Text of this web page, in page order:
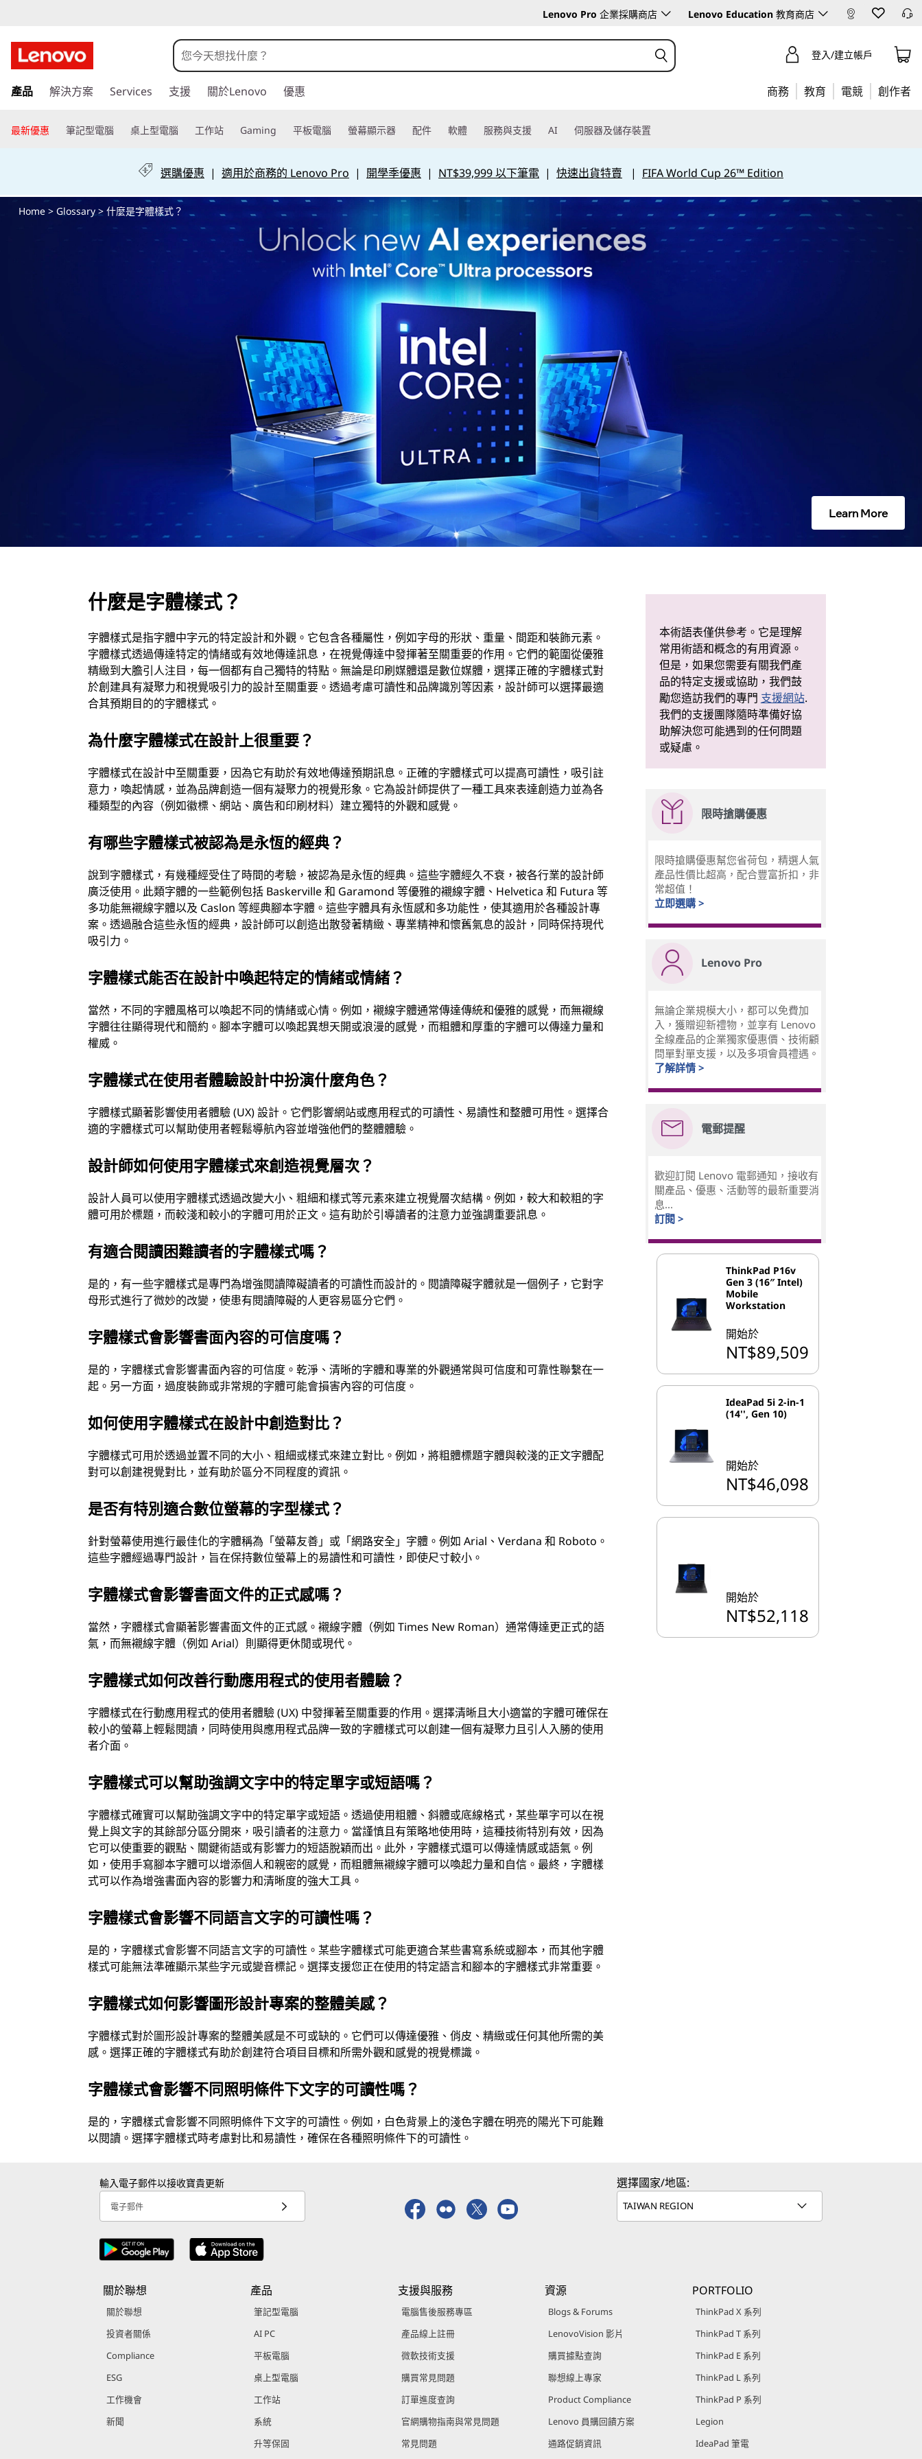
麼
是
體
式
Lenovo Pro 企業採購商店 Lenovo Education 教育商店
至
要
登入/建立帳戶
產品 解決方案 Services 支援 關於Lenovo 優惠 商務 教育 電競 創作者
最新優惠 筆記型電腦 桌上型電腦 工作站 Gaming 平板電腦 螢幕顯示器 配件 軟體 服務與支援 AI 伺服器及儲存裝置
選購優惠 | 適用於商務的 Lenovo Pro | 開學季優惠 | NT$39,999 以下筆電 | 快速出貨特賣 | FIFA World Cup 26™ Edition
Home> Glossary> 什麼是字體樣式？
Learn More
什麼是字體樣式？
字體樣式是指字體中字元的特定設計和外觀。它包含各種屬性，例如字母的形狀、重量、間距和裝飾元素。
字體樣式透過傳達特定的情緒或有效地傳達訊息，在視覺傳達中發揮著至關重要的作用。它們的範圍從優雅
精緻到大膽引人注目，每一個都有自己獨特的特點。無論是印刷媒體還是數位媒體，選擇正確的字體樣式對
於創建具有凝聚力和視覺吸引力的設計至關重要。透過考慮可讀性和品牌識別等因素，設計師可以選擇最適
合其預期目的的字體樣式。
為什麼字體樣式在設計上很重要？
字體樣式在設計中至關重要，因為它有助於有效地傳達預期訊息。正確的字體樣式可以提高可讀性，吸引註
意力，喚起情感，並為品牌創造一個有凝聚力的視覺形象。它為設計師提供了一種工具來表達創造力並為各
種類型的內容（例如徽標、網站、廣告和印刷材料）建立獨特的外觀和感覺。
有哪些字體樣式被認為是永恆的經典？
說到字體樣式，有幾種經受住了時間的考驗，被認為是永恆的經典。這些字體經久不衰，被各行業的設計師
廣泛使用。此類字體的一些範例包括 Baskerville 和 Garamond 等優雅的襯線字體、Helvetica 和 Futura 等
多功能無襯線字體以及 Caslon 等經典腳本字體。這些字體具有永恆感和多功能性，使其適用於各種設計專
案。透過融合這些永恆的經典，設計師可以創造出散發著精緻、專業精神和懷舊氣息的設計，同時保持現代
吸引力。
字體樣式能否在設計中喚起特定的情緒或情緒？
當然，不同的字體風格可以喚起不同的情緒或心情。例如，襯線字體通常傳達傳統和優雅的感覺，而無襯線
字體往往顯得現代和簡約。腳本字體可以喚起異想天開或浪漫的感覺，而粗體和厚重的字體可以傳達力量和
權威。
字體樣式在使用者體驗設計中扮演什麼角色？
字體樣式顯著影響使用者體驗 (UX) 設計。它們影響網站或應用程式的可讀性、易讀性和整體可用性。選擇合
適的字體樣式可以幫助使用者輕鬆導航內容並增強他們的整體體驗。
設計師如何使用字體樣式來創造視覺層次？
設計人員可以使用字體樣式透過改變大小、粗細和樣式等元素來建立視覺層次結構。例如，較大和較粗的字
體可用於標題，而較淺和較小的字體可用於正文。這有助於引導讀者的注意力並強調重要訊息。
有適合閱讀困難讀者的字體樣式嗎？
是的，有一些字體樣式是專門為增強閱讀障礙讀者的可讀性而設計的。閱讀障礙字體就是一個例子，它對字
母形式進行了微妙的改變，使患有閱讀障礙的人更容易區分它們。
字體樣式會影響書面內容的可信度嗎？
是的，字體樣式會影響書面內容的可信度。乾淨、清晰的字體和專業的外觀通常與可信度和可靠性聯繫在一
起。另一方面，過度裝飾或非常規的字體可能會損害內容的可信度。
如何使用字體樣式在設計中創造對比？
字體樣式可用於透過並置不同的大小、粗細或樣式來建立對比。例如，將粗體標題字體與較淺的正文字體配
對可以創建視覺對比，並有助於區分不同程度的資訊。
是否有特別適合數位螢幕的字型樣式？
針對螢幕使用進行最佳化的字體稱為「螢幕友善」或「網路安全」字體。例如 Arial、Verdana 和 Roboto。
這些字體經過專門設計，旨在保持數位螢幕上的易讀性和可讀性，即使尺寸較小。
字體樣式會影響書面文件的正式感嗎？
當然，字體樣式會顯著影響書面文件的正式感。襯線字體（例如 Times New Roman）通常傳達更正式的語
氣，而無襯線字體（例如 Arial）則顯得更休閒或現代。
字體樣式如何改善行動應用程式的使用者體驗？
字體樣式在行動應用程式的使用者體驗 (UX) 中發揮著至關重要的作用。選擇清晰且大小適當的字體可確保在
較小的螢幕上輕鬆閱讀，同時使用與應用程式品牌一致的字體樣式可以創建一個有凝聚力且引人入勝的使用
者介面。
字體樣式可以幫助強調文字中的特定單字或短語嗎？
字體樣式確實可以幫助強調文字中的特定單字或短語。透過使用粗體、斜體或底線格式，某些單字可以在視
覺上與文字的其餘部分區分開來，吸引讀者的注意力。當謹慎且有策略地使用時，這種技術特別有效，因為
它可以使重要的觀點、關鍵術語或有影響力的短語脫穎而出。此外，字體樣式還可以傳達情感或語氣。例
如，使用手寫腳本字體可以增添個人和親密的感覺，而粗體無襯線字體可以喚起力量和自信。最終，字體樣
式可以作為增強書面內容的影響力和清晰度的強大工具。
字體樣式會影響不同語言文字的可讀性嗎？
是的，字體樣式會影響不同語言文字的可讀性。某些字體樣式可能更適合某些書寫系統或腳本，而其他字體
樣式可能無法準確顯示某些字元或變音標記。選擇支援您正在使用的特定語言和腳本的字體樣式非常重要。
字體樣式如何影響圖形設計專案的整體美感？
字體樣式對於圖形設計專案的整體美感是不可或缺的。它們可以傳達優雅、俏皮、精緻或任何其他所需的美
感。選擇正確的字體樣式有助於創建符合項目目標和所需外觀和感覺的視覺標識。
字體樣式會影響不同照明條件下文字的可讀性嗎？
是的，字體樣式會影響不同照明條件下文字的可讀性。例如，白色背景上的淺色字體在明亮的陽光下可能難
以閱讀。選擇字體樣式時考慮對比和易讀性，確保在各種照明條件下的可讀性。
本術語表僅供參考。它是理解
常用術語和概念的有用資源。
但是，如果您需要有關我們產
品的特定支援或協助，我們鼓
勵您造訪我們的專門 支援網站.
我們的支援團隊隨時準備好協
助解決您可能遇到的任何問題
或疑慮。
限時搶購優惠
限時搶購優惠幫您省荷包，精選人氣
產品性價比超高，配合豐富折扣，非
常超值！
立即選購 >
Lenovo Pro
無論企業規模大小，都可以免費加
入，獲贈迎新禮物，並享有 Lenovo
全線產品的企業獨家優惠價、技術顧
問單對單支援，以及多項會員禮遇。
了解詳情 >
電郵提醒
歡迎訂閱 Lenovo 電郵通知，接收有
關產品、優惠、活動等的最新重要消
息...
訂閱 >
ThinkPad P16v
Gen 3 (16″ Intel)
Mobile
Workstation
開始於
NT$89,509
IdeaPad 5i 2-in-1
(14'', Gen 10)
開始於
NT$46,098
開始於
NT$52,118
輸入電子郵件以接收寶貴更新
電子郵件
選擇國家/地區:
關於聯想
關於聯想
投資者關係
Compliance
ESG
工作機會
新聞
產品
筆記型電腦
AI PC
平板電腦
桌上型電腦
工作站
系統
升等保固
支援與服務
電腦售後服務專區
產品線上註冊
微軟技術支援
購買常見問題
訂單進度查詢
官網購物指南與常見問題
常見問題
資源
Blogs & Forums
LenovoVision 影片
購買據點查詢
聯想線上專家
Product Compliance
Lenovo 員購回饋方案
通路促銷資訊
PORTFOLIO
ThinkPad X 系列
ThinkPad T 系列
ThinkPad E 系列
ThinkPad L 系列
ThinkPad P 系列
Legion
IdeaPad 筆電